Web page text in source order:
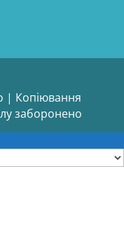
| Копіювання
заборонено